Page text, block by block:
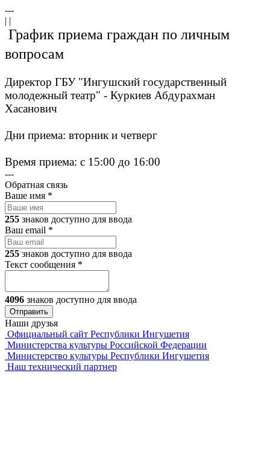
---
| |
График приема граждан по личным
вопросам
Директор ГБУ "Ингушский государственный
молодежный театр" - Куркиев Абдурахман
Хасанович
Дни приема: вторник и четверг
Время приема: с 15:00 до 16:00
---
Обратная связь
Ваше имя *
255 знаков доступно для ввода
Ваш email *
255 знаков доступно для ввода
Текст сообщения *
4096 знаков доступно для ввода
Наши друзья
Официальный сайт Республики Ингушетия
Министерства культуры Российской Федерации
Министерство культуры Республики Ингушетия
Наш технический партнер